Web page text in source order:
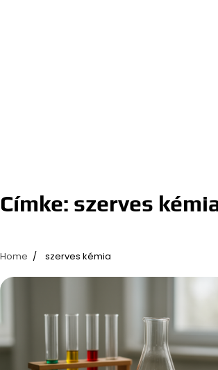
Címke: szerves
Home szerves kémia